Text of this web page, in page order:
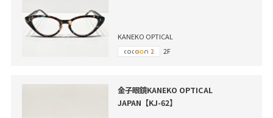
KANEKO OPTICAL
2F
金子眼鏡KANEKO OPTICAL
JAPAN【KJ-62】